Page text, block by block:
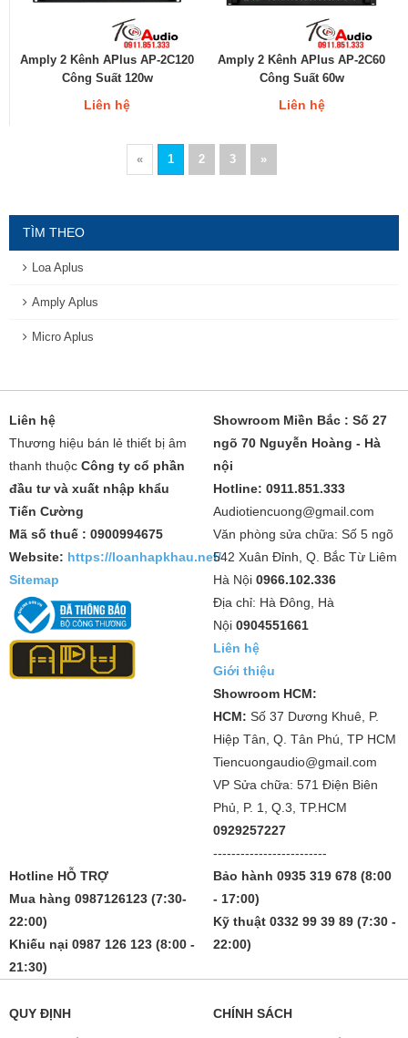
Amply 2 Kênh APlus AP-2C120
Công Suất 120w
Liên hệ
Amply 2 Kênh APlus AP-2C60
Công Suất 60w
Liên hệ
« 1 2 3 »
TÌM THEO
Loa Aplus
Amply Aplus
Micro Aplus
Liên hệ
Thương hiệu bán lẻ thiết bị âm
thanh thuộc Công ty cổ phần
đầu tư và xuất nhập khẩu
Tiến Cường
Mã số thuế : 0900994675
Website: https://loanhapkhau.net/
Sitemap
Showroom Miền Bắc : Số 27
ngõ 70 Nguyễn Hoàng - Hà
nội
Hotline: 0911.851.333
Audiotiencuong@gmail.com
Văn phòng sửa chữa: Số 5 ngõ
542 Xuân Đỉnh, Q. Bắc Từ Liêm
Hà Nội 0966.102.336
Địa chỉ: Hà Đông, Hà
Nội 0904551661
Liên hệ
Giới thiệu
Showroom HCM:
HCM: Số 37 Dương Khuê, P.
Hiệp Tân, Q. Tân Phú, TP HCM
Tiencuongaudio@gmail.com
VP Sửa chữa: 571 Điện Biên
Phủ, P. 1, Q.3, TP.HCM
0929257227
-------------------------
Hotline HỖ TRỢ
Mua hàng 0987126123 (7:30-
22:00)
Khiếu nại 0987 126 123 (8:00 -
21:30)
Bảo hành 0935 319 678 (8:00
- 17:00)
Kỹ thuật 0332 99 39 89 (7:30 -
22:00)
QUY ĐỊNH
CHÍNH SÁCH